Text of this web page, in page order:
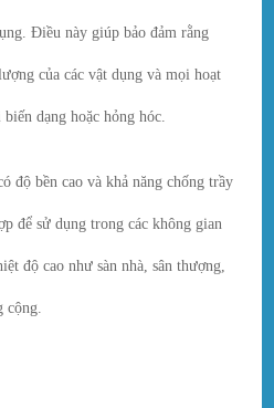
Điều này giúp bảo đảm rằng
của các vật dụng và mọi hoạt
dạng hoặc hỏng hóc.
độ bền cao và khả năng chống trầy
để sử dụng trong các không gian
độ cao như sàn nhà, sân thượng,
cộng.